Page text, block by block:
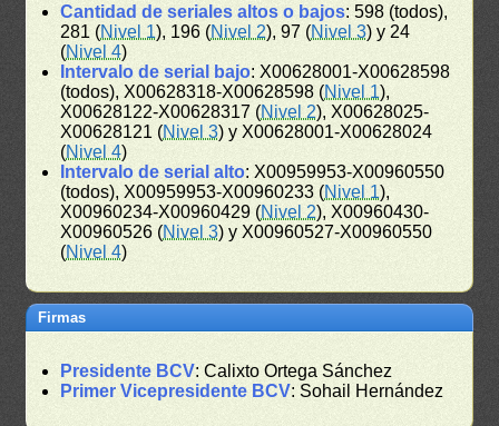
Cantidad de seriales altos o bajos: 598 (todos),
281 (Nivel 1), 196 (Nivel 2), 97 (Nivel 3) y 24
(Nivel 4)
Intervalo de serial bajo: X00628001-X00628598
(todos), X00628318-X00628598 (Nivel 1),
X00628122-X00628317 (Nivel 2), X00628025-
X00628121 (Nivel 3) y X00628001-X00628024
(Nivel 4)
Intervalo de serial alto: X00959953-X00960550
(todos), X00959953-X00960233 (Nivel 1),
X00960234-X00960429 (Nivel 2), X00960430-
X00960526 (Nivel 3) y X00960527-X00960550
(Nivel 4)
Firmas
Presidente BCV: Calixto Ortega Sánchez
Primer Vicepresidente BCV: Sohail Hernández